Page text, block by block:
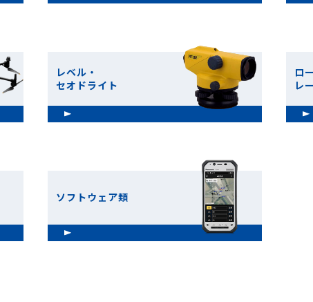
レベル・
セオドライト
ロ
レ
ソフトウェア類